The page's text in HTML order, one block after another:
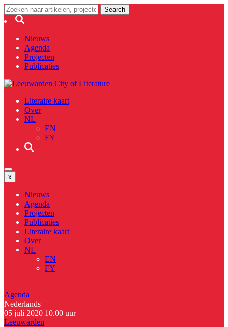
Nieuws
Agenda
Projecten
Publicaties
Literaire kaart
Over
NL
EN
FY
x
Nieuws
Agenda
Projecten
Publicaties
Literaire kaart
Over
NL
EN
FY
Agenda
Nederlands
05 juli 2020 10.00 uur
Leeuwarden